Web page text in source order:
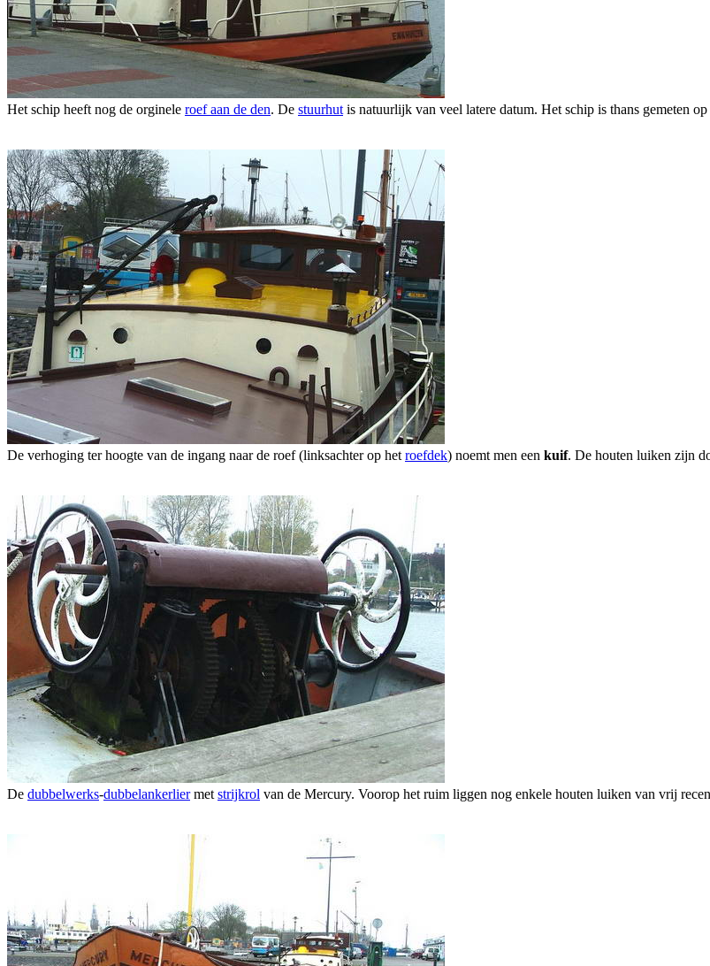
Het schip heeft nog de orginele roef aan de den. De stuurhut is natuurlijk van veel latere datum. Het schip is thans gemeten
De verhoging ter hoogte van de ingang naar de roef (linksachter op het roefdek) noemt men een kuif. De houten luiken zijn
De dubbelwerks-dubbelankerliermet strijkrol van de Mercury. Voorop het ruim liggen nog enkele houten luiken van vrij